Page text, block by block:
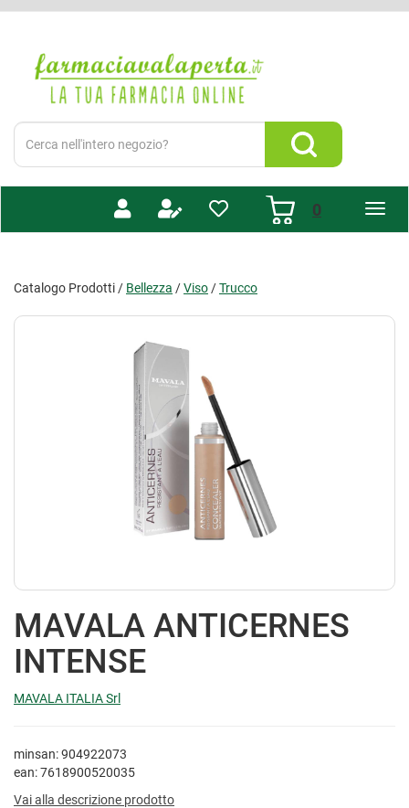
principale
Valaperta
Cerca
Prodotto
Cerca Prodotto
0prodotti
Catalogo Prodotti / Bellezza /Viso /Trucco
MAVALA ANTICERNES
INTENSE
MAVALA ITALIA Srl
minsan: 904922073
ean: 7618900520035
Vai alla descrizione prodotto